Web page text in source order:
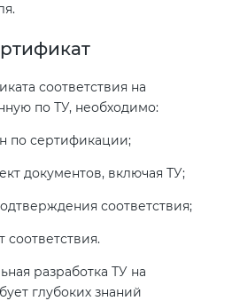
соответствия на
по ТУ, необходимо:
по сертификации;
документов, включая ТУ;
соответствия;
соответствия.
разработка ТУ на
глубоких знаний